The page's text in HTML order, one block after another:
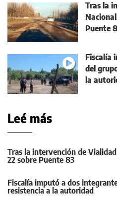
Tras la
Puente
Fiscalía
del
la
Leé más
Tras la intervención de
22 sobre Puente 83
Fiscalía imputó a dos
resistencia a la autoridad